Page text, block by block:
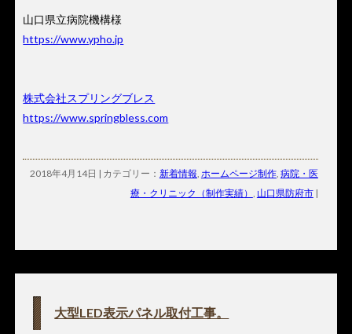
山口県立病院機構様
https://www.ypho.jp
株式会社スプリングブレス
https://www.springbless.com
2018年4月14日 | カテゴリー： 新着情報, ホームページ制作, 病院・医
療・クリニック（制作実績） , 山口県防府市|
大型LED表示パネル取付工事。